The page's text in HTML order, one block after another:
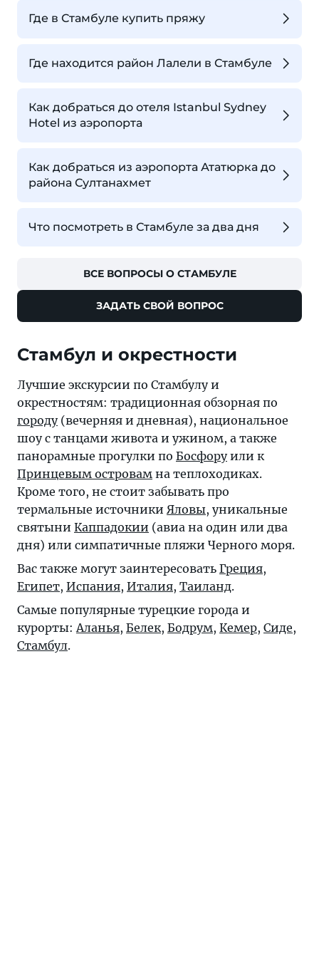
Где в Стамбуле купить пряжу
Где находится район Лалели в Стамбуле
Как добраться до отеля Istanbul Sydney
Hotel из аэропорта
Как добраться из аэропорта Ататюрка до
района Султанахмет
Что посмотреть в Стамбуле за два дня
ВСЕ ВОПРОСЫ О СТАМБУЛЕ
ЗАДАТЬ СВОЙ ВОПРОС
Стамбул и окрестности
Лучшие экскурсии по Стамбулу и
окрестностям: традиционная обзорная по
городу(вечерняя и дневная), национальное
шоу с танцами живота и ужином, а также
панорамные прогулки по Босфоруили к
Принцевым островам на теплоходиках.
Кроме того, не стоит забывать про
термальные источники Яловы, уникальные
святыни Каппадокии (авиа на один или два
дня) или симпатичные пляжи Черного моря.
Вас также могут заинтересовать Греция,
Египет, Испания, Италия, Таиланд.
Самые популярные турецкие города и
курорты:Аланья, Белек, Бодрум, Кемер, Сиде,
Стамбул.